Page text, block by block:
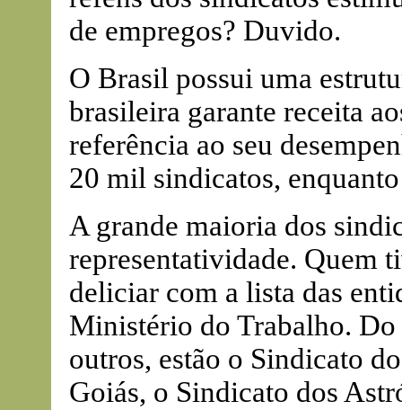
de empregos? Duvido.
O Brasil possui uma
brasileira garante receita
referência ao seu
20 mil sindicatos,
A grande maioria dos
representatividade. Quem
deliciar com a lista das
Ministério do Trabalho. Do
outros, estão o Sindicato
Goiás, o Sindicato dos